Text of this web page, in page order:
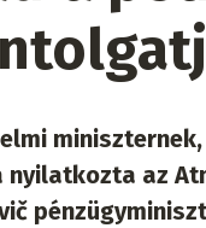
nyilatkozta az